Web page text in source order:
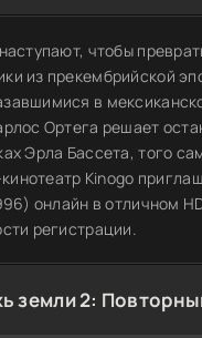
чтобы
из прекембрийской
в
Ортега решает
Эрла Бассета, того
Kinogo
онлайн в отличном
регистрации.
земли 2: